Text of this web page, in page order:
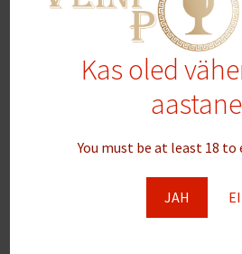
Kas oled
You must be at least 18
JAH EI